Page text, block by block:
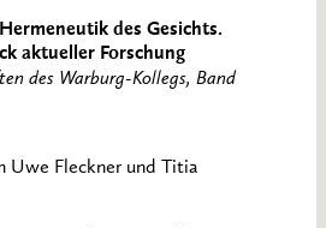
des Gesichts.
aktueller Forschung
des Warburg-Kollegs, Band
Uwe Fleckner und Titia